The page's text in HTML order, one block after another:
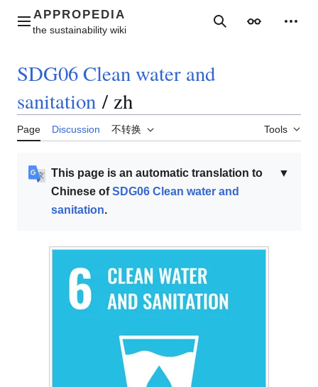
contentMain menu SearchAppearance
SDG06 Clean water and
sanitation / zh
Page Discussion 不转换 Tools
▼
This page is an automatic translation to
Chinese ofSDG06 Clean water and
sanitation.